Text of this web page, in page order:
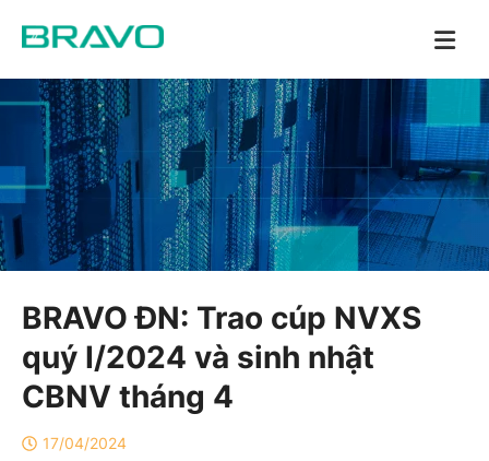
BRAVO ĐN: Trao cúp NVXS
quý I/2024 và sinh nhật
CBNV tháng 4
17/04/2024